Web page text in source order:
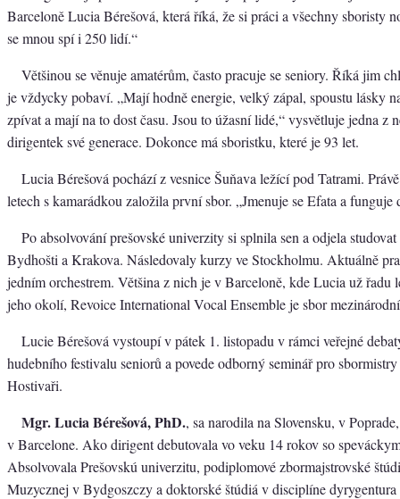
Barceloně Lucia Bérešová, která říká, že si práci a všechny sboristy
se mnou spí i 250 lidí.“
Většinou se věnuje amatérům, často pracuje se seniory. Říká jim
je vždycky pobaví. „Mají hodně energie, velký zápal, spoustu lásky
zpívat a mají na to dost času. Jsou to úžasní lidé,“ vysvětluje jedna z
dirigentek své generace. Dokonce má sboristku, které je 93 let.
Lucia Bérešová pochází z vesnice Šuňava ležící pod Tatrami.
letech s kamarádkou založila první sbor. „Jmenuje se Efata a funguje
Po absolvování prešovské univerzity si splnila sen a odjela
Bydhošti a Krakova. Následovaly kurzy ve Stockholmu. Aktuálně
jedním orchestrem. Většina z nich je v Barceloně, kde Lucia už řadu
jeho okolí, Revoice International Vocal Ensemble je sbor
Lucie Bérešová vystoupí v pátek 1. listopadu v rámci veřejné
hudebního festivalu seniorů a povede odborný seminář pro
Hostivaři.
Mgr. Lucia Bérešová, PhD., sa narodila na Slovensku, v
v Barcelone. Ako dirigent debutovala vo veku 14 rokov so
Absolvovala Prešovskú univerzitu, podiplomové zbormajstrovské
Muzycznej v Bydgoszczy a doktorské štúdiá v disciplíne